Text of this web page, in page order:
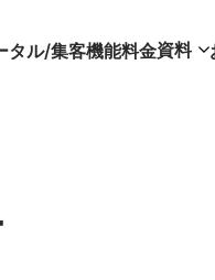
タル/集客機能料金資料